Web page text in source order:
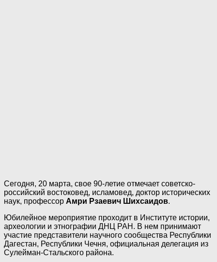
Сегодня, 20 марта, свое 90-летие отмечает советско-
российский востоковед, исламовед, доктор исторических
наук, профессор Амри Рзаевич Шихсаидов.
Юбилейное мероприятие проходит в Институте истории,
археологии и этнографии ДНЦ РАН. В нем принимают
участие представители научного сообщества Республики
Дагестан, Республики Чечня, официальная делегация из
Сулейман-Стальского района.